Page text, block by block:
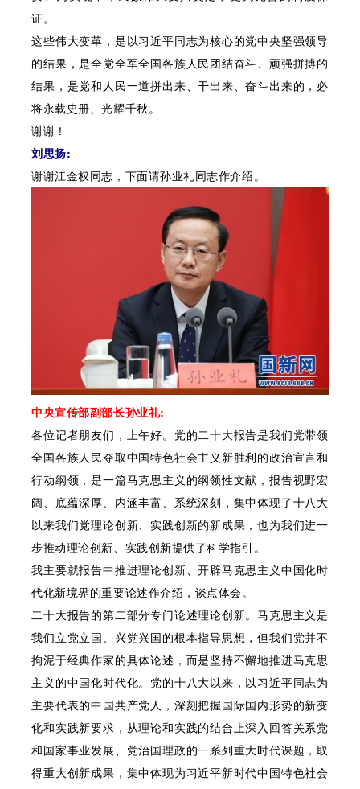
证。
这些伟大变革，是以习近平同志为核心的党中央坚强领导
的结果，是全党全军全国各族人民团结奋斗、顽强拼搏的
结果，是党和人民一道拼出来、干出来、奋斗出来的，必
将永载史册、光耀千秋。
谢谢！
刘思扬:
谢谢江金权同志，下面请孙业礼同志作介绍。
中央宣传部副部长孙业礼:
各位记者朋友们，上午好。党的二十大报告是我们党带领
全国各族人民夺取中国特色社会主义新胜利的政治宣言和
行动纲领，是一篇马克思主义的纲领性文献，报告视野宏
阔、底蕴深厚、内涵丰富、系统深刻，集中体现了十八大
以来我们党理论创新、实践创新的新成果，也为我们进一
步推动理论创新、实践创新提供了科学指引。
我主要就报告中推进理论创新、开辟马克思主义中国化时
代化新境界的重要论述作介绍，谈点体会。
二十大报告的第二部分专门论述理论创新。马克思主义是
我们立党立国、兴党兴国的根本指导思想，但我们党并不
拘泥于经典作家的具体论述，而是坚持不懈地推进马克思
主义的中国化时代化。党的十八大以来，以习近平同志为
主要代表的中国共产党人，深刻把握国际国内形势的新变
化和实践新要求，从理论和实践的结合上深入回答关系党
和国家事业发展、党治国理政的一系列重大时代课题，取
得重大创新成果，集中体现为习近平新时代中国特色社会